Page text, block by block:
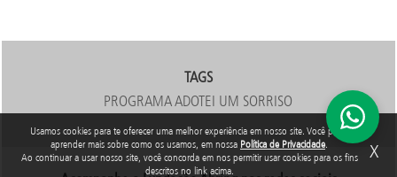
Usamos cookies para te oferecer uma melhor experiência em nosso site. Você pode
aprender mais sobre como os usamos, em nossa Política de Privacidade.
Ao continuar a usar nosso site, você concorda em nos permitir usar cookies para os fins
descritos no link acima.
X
TAGS
PROGRAMA ADOTEI UM SORRISO